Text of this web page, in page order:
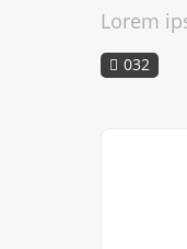
Lorem
032